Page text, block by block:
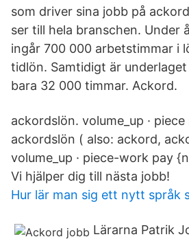
som driver sina jobb på
ser till hela branschen. Under
ingår 700 000 arbetstimmar i
tidlön. Samtidigt är
bara 32 000 timmar. Ackord.
ackordslön. volume_up ·
ackordslön ( also: ackord,
volume_up · piece-work pay
Vi hjälper dig till nästa jobb!
Hur lär man sig ett nytt språk
Lärarna Patrik